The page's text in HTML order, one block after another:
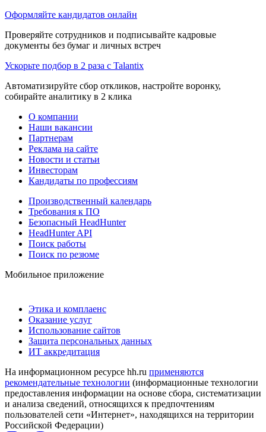
Оформляйте кандидатов онлайн
Проверяйте сотрудников и подписывайте кадровые
документы без бумаг и личных встреч
Ускорьте подбор в 2 раза с Talantix
Автоматизируйте сбор откликов, настройте воронку,
собирайте аналитику в 2 клика
О компании
Наши вакансии
Партнерам
Реклама на сайте
Новости и статьи
Инвесторам
Кандидаты по профессиям
Производственный календарь
Требования к ПО
Безопасный HeadHunter
HeadHunter API
Поиск работы
Поиск по резюме
Мобильное приложение
Этика и комплаенс
Оказание услуг
Использование сайтов
Защита персональных данных
ИТ аккредитация
На информационном ресурсе hh.ru применяются
рекомендательные технологии (информационные технологии
предоставления информации на основе сбора, систематизации
и анализа сведений, относящихся к предпочтениям
пользователей сети «Интернет», находящихся на территории
Российской Федерации)